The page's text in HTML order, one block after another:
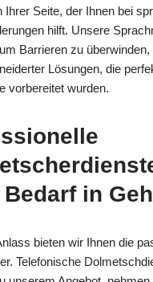
Ihrer Seite, der Ihnen bei
hilft. Unsere
Barrieren zu überwinden,
Lösungen, die
vorbereitet wurden.
in
bieten wir Ihnen die
Telefonische